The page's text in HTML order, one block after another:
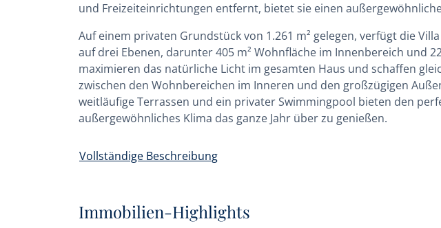
und Freizeiteinrichtungen entfernt, bietet sie einen
Auf einem privaten Grundstück von 1.261 m² gelegen, verfügt die
auf drei Ebenen, darunter 405 m² Wohnfläche im Innenbereich und
maximieren das natürliche Licht im gesamten Haus und schaffen
zwischen den Wohnbereichen im Inneren und den großzügigen
weitläufige Terrassen und ein privater Swimmingpool bieten den
außergewöhnliches Klima das ganze Jahr über zu genießen.
Vollständige Beschreibung
Immobilien-Highlights